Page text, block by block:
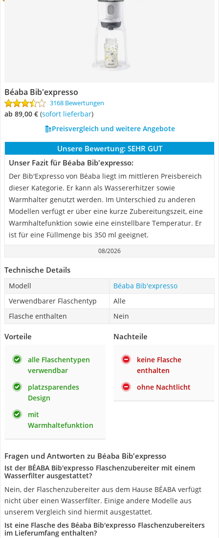
Béaba Bib'expresso
3168 Bewertungen
ab 89,00 € ( Sofort lieferbar)
Preisvergleich und weitere Angebote
Unsere Bewertung: SEHR GUT
Unser Fazit für Béaba Bib'expresso:
Der Bib'Expresso von Béaba liegt im mittleren Preisbereich
dieser Kategorie. Er kann als Wassererhitzer sowie
Warmhalter genutzt werden. Im Unterschied zu anderen
Modellen verfügt er über eine kurze Zubereitungszeit, eine
Warmhaltefunktion sowie eine einstellbare Temperatur. Er
ist für eine Füllmenge bis 350 ml geeignet.
08/2026
Technische Details
Modell
Béaba Bib'expresso
Verwendbarer Flaschentyp
Alle
Flasche enthalten
Nein
Vorteile
alle Flaschentypen
verwendbar
platzsparendes
Design
mit
Warmhaltefunktion
Nachteile
keine Flasche
enthalten
ohne Nachtlicht
Fragen und Antworten zu Béaba Bib'expresso
Ist der BÉABA Bib'expresso Flaschenzubereiter mit einem
Wasserfilter ausgestattet?
Nein, der Flaschenzubereiter aus dem Hause BÉABA verfügt
nicht über einen Wasserfilter. Einige andere Modelle aus
unserem Vergleich sind hiermit ausgestattet.
Ist eine Flasche des Béaba Bib'expresso Flaschenzubereiters
im Lieferumfang enthalten?